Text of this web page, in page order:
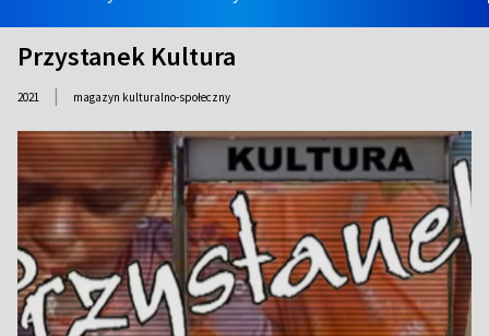
Przystanek Kultura
2021 | magazyn kulturalno-społeczny